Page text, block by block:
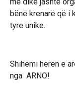
bënë krenarë që i
tyre unike.
Shihemi herën e
nga ARNO!